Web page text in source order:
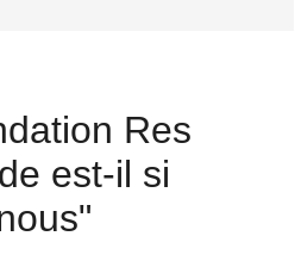
Res
est-il si